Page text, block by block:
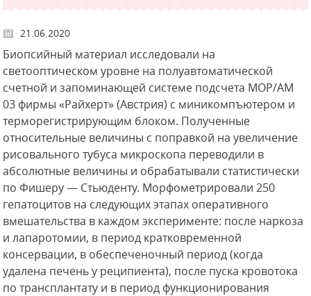
21.06.2020
Биопсийный материал исследовали на
светооптическом уровне на полуавтоматической
счетной и запоминающей системе подсчета МОР/АМ
03 фирмы «Райхерт» (Австрия) с миникомпъютером и
терморегистрирующим блоком. Полученные
относительные величины с поправкой на увеличение
рисовального тубуса микроскопа переводили в
абсолютные величины и обрабатывали статистически
по Фишеру — Стьюденту. Морфометрировали 250
гепатоцитов на следующих этапах оперативного
вмешательства в каждом эксперименте: после наркоза
и лапаротомии, в период кратковременной
консервации, в обеспеченочный период (когда
удалена печень у реципиента), после пуска кровотока
по трансплантату и в период функционирования